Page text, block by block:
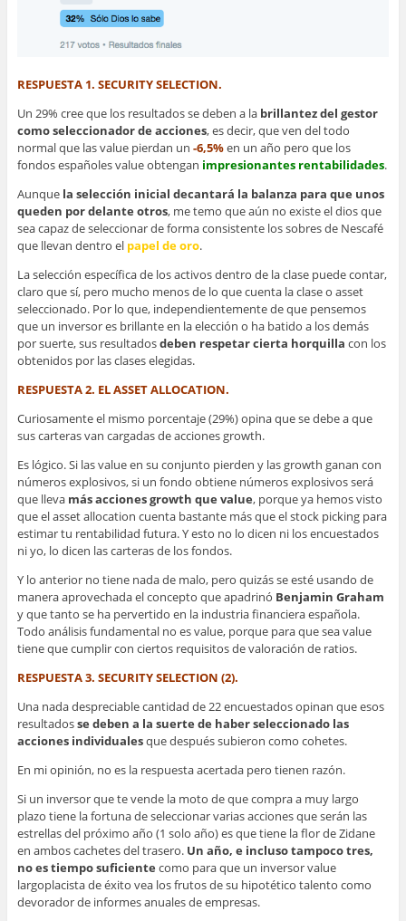
RESPUESTA 1. SECURITY SELECTION.
Un 29% cree que los resultados se deben a la brillantez del gestor
como seleccionador de acciones, es decir, que ven del todo
normal que las value pierdan un -6,5%en un año pero que los
fondos españoles value obtengan impresionantes rentabilidades.
Aunque la selección inicial decantará la balanza para que unos
queden por delante otros, me temo que aún no existe el dios que
sea capaz de seleccionar de forma consistente los sobres de Nescafé
que llevan dentro el papel de oro.
La selección específica de los activos dentro de la clase puede contar,
claro que sí, pero mucho menos de lo que cuenta la clase o asset
seleccionado. Por lo que, independientemente de que pensemos
que un inversor es brillante en la elección o ha batido a los demás
por suerte, sus resultadosdeben respetar cierta horquilla con los
obtenidos por las clases elegidas.
RESPUESTA 2. EL ASSET ALLOCATION.
Curiosamente el mismo porcentaje (29%) opina que se debe a que
sus carteras van cargadas de acciones growth.
Es lógico. Si las value en su conjunto pierden y las growth ganan con
números explosivos, si un fondo obtiene números explosivos será
que lleva más acciones growth que value, porque ya hemos visto
que el asset allocation cuenta bastante más que el stock picking para
estimar tu rentabilidad futura. Y esto no lo dicen ni los encuestados
ni yo, lo dicen las carteras de los fondos.
Y lo anterior no tiene nada de malo, pero quizás se esté usando de
manera aprovechada el concepto que apadrinó Benjamin Graham
y que tanto se ha pervertido en la industria financiera española.
Todo análisis fundamental no es value, porque para que sea value
tiene que cumplir con ciertos requisitos de valoración de ratios.
RESPUESTA 3. SECURITY SELECTION (2).
Una nada despreciable cantidad de 22 encuestados opinan que esos
resultadosse deben a la suerte de haber seleccionado las
acciones individualesque después subieron como cohetes.
En mi opinión, no es la respuesta acertada pero tienen razón.
Si un inversor que te vende la moto de que compra a muy largo
plazo tiene la fortuna de seleccionar varias acciones que serán las
estrellas del próximo año (1 solo año) es que tiene la flor de Zidane
en ambos cachetes del trasero. Un año, e incluso tampoco tres,
no es tiempo suficiente como para que un inversor value
largoplacista de éxito vea los frutos de su hipotético talento como
devorador de informes anuales de empresas.